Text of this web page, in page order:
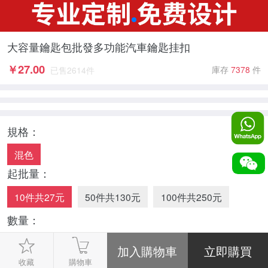
大容量鑰匙包批發多功能汽車鑰匙挂扣
￥27.00 已售 2614件 庫存 7378 件
規格：
混色
起批量：
10件共27元 50件共130元 100件共250元
數量：
-
+
收藏 購物車